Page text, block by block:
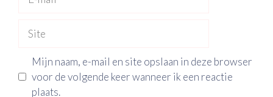
mail
Mijn naam, e-mail en site opslaan in deze browser
voor de volgende keer wanneer ik een reactie
plaats.